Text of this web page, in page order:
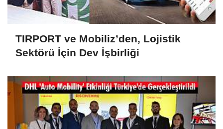
TIRPORT ve Mobiliz’den, Lojistik
Sektörü İçin Dev İşbirliği